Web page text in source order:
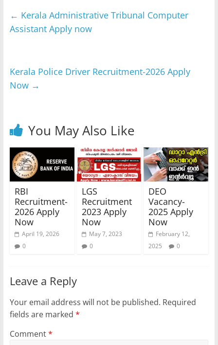
← Kerala Administrative Tribunal Computer
Assistant Apply now
Kerala Police Driver Recruitment-2026 Apply
Now →
You May Also Like
RBI
Recruitment-
2026 Apply
Now
April 19, 2026
0
LGS
Recruitment
2023 Apply
Now
May 7, 2023
0
DEO
Vacancy-
2025 Apply
Now
February 12,
2025
0
Leave a Reply
Your email address will not be published. Required
fields are marked *
Comment*